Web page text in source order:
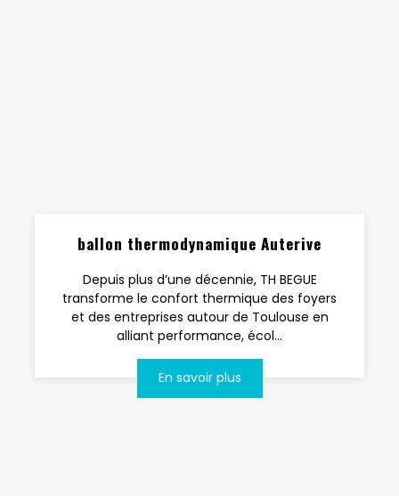
ballon thermodynamique Auterive
Depuis plus d’une décennie, TH BEGUE
transforme le confort thermique des foyers
et des entreprises autour de Toulouse en
alliant performance, écol...
En savoir plus